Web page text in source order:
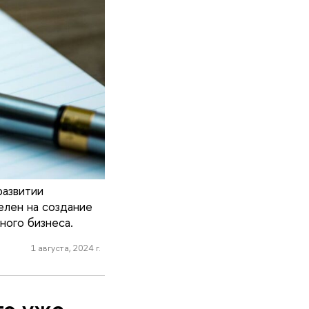
на создание
бизнеса.
1 августа, 2024 г.